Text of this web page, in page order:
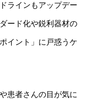
ラインもアップデー
ード化や鋭利器材の
イント」に戸惑うケ
患者さんの目が気に